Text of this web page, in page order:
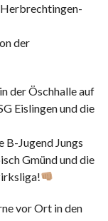
der
der Öschhalle auf
Eislingen und die
B-Jugend Jungs
Gmünd und die
vor Ort in den